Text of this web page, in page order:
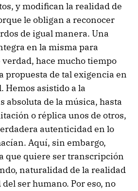
y modifican la realidad de
le obligan a reconocer
de igual manera. Una
en la misma para
hace mucho tiempo
propuesta de tal exigencia en
Hemos asistido a la
absoluta de la música, hasta
o réplica unos de otros,
autenticidad en lo
Aquí, sin embargo,
que quiere ser transcripción
naturalidad de la realidad
ser humano. Por eso, no